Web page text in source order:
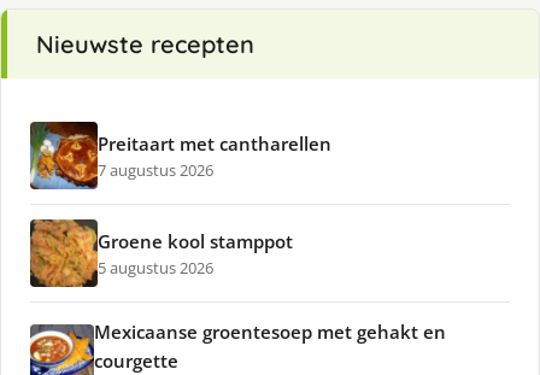
Nieuwste recepten
Preitaart met cantharellen
7 augustus 2026
Groene kool stamppot
5 augustus 2026
Mexicaanse groentesoep met gehakt en
courgette